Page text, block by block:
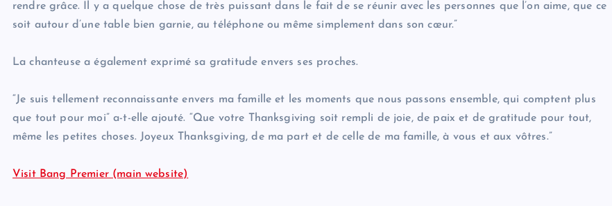
rendre grâce. Il y a quelque chose de très puissant dans le fait de se réunir avec les personnes que l’on aime, que ce
soit autour d’une table bien garnie, au téléphone ou même simplement dans son cœur.”
La chanteuse a également exprimé sa gratitude envers ses proches.
“Je suis tellement reconnaissante envers ma famille et les moments que nous passons ensemble, qui comptent plus
que tout pour moi” a-t-elle ajouté. “Que votre Thanksgiving soit rempli de joie, de paix et de gratitude pour tout,
même les petites choses. Joyeux Thanksgiving, de ma part et de celle de ma famille, à vous et aux vôtres.”
Visit Bang Premier (main website)